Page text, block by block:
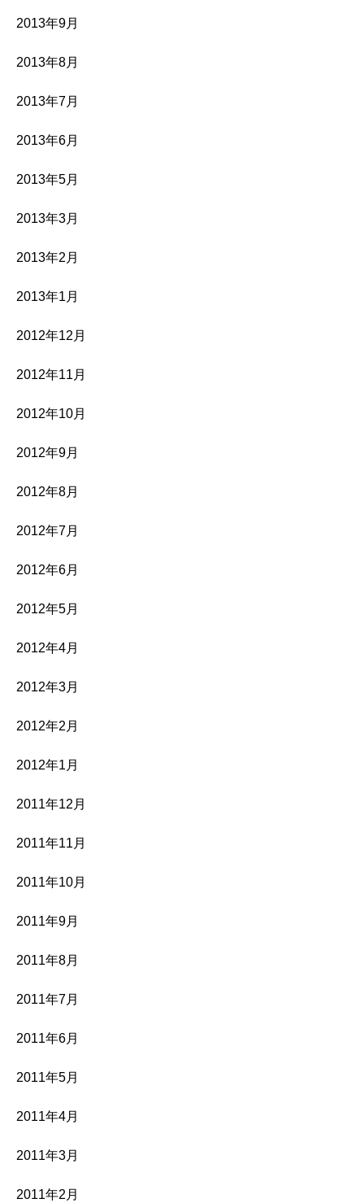
2013年9月
2013年8月
2013年7月
2013年6月
2013年5月
2013年3月
2013年2月
2013年1月
2012年12月
2012年11月
2012年10月
2012年9月
2012年8月
2012年7月
2012年6月
2012年5月
2012年4月
2012年3月
2012年2月
2012年1月
2011年12月
2011年11月
2011年10月
2011年9月
2011年8月
2011年7月
2011年6月
2011年5月
2011年4月
2011年3月
2011年2月